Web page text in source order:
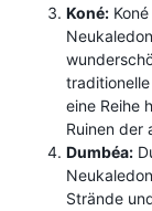
Koné:
eine Reihe
Ruinen der
Dumbéa:
Strände